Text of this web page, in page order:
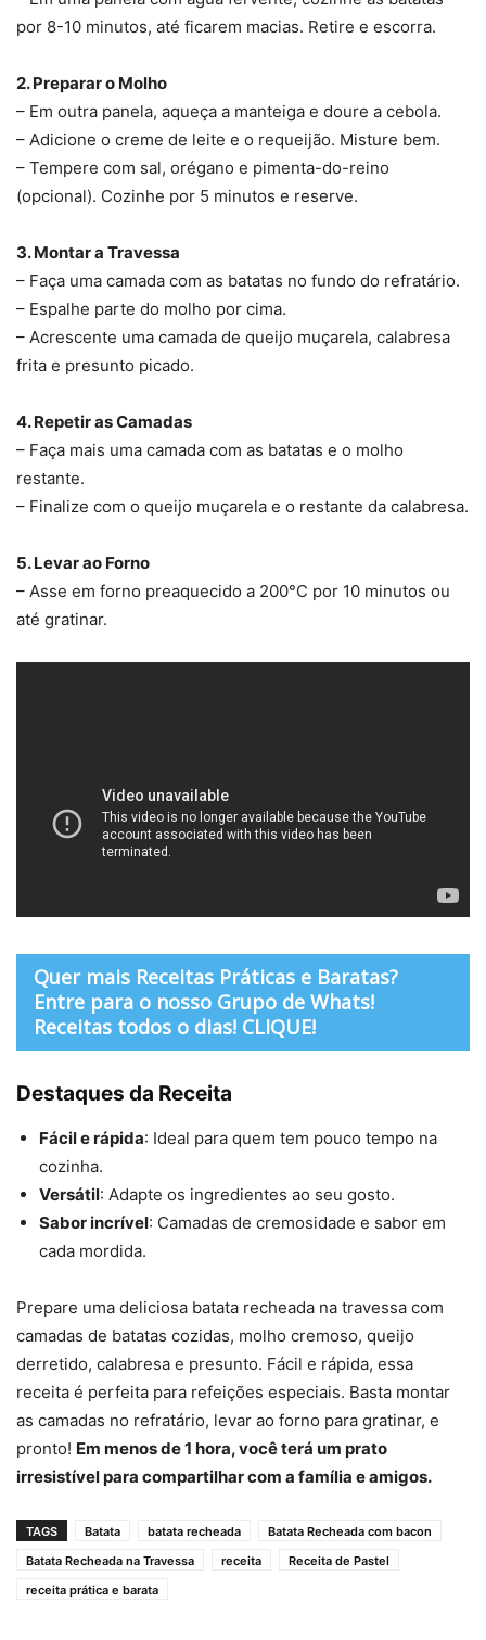
por 8-10 minutos, até ficarem macias. Retire e escorra.
2. Preparar o Molho
– Em outra panela, aqueça a manteiga e doure a cebola.
– Adicione o creme de leite e o requeijão. Misture bem.
– Tempere com sal, orégano e pimenta-do-reino
(opcional). Cozinhe por 5 minutos e reserve.
3. Montar a Travessa
– Faça uma camada com as batatas no fundo do refratário.
– Espalhe parte do molho por cima.
– Acrescente uma camada de queijo muçarela, calabresa
frita e presunto picado.
4. Repetir as Camadas
– Faça mais uma camada com as batatas e o molho
restante.
– Finalize com o queijo muçarela e o restante da calabresa.
5. Levar ao Forno
– Asse em forno preaquecido a 200°C por 10 minutos ou
até gratinar.
Quer mais Receitas Práticas e Baratas?
Entre para o nosso Grupo de Whats!
Receitas todos o dias! CLIQUE!
Destaques da Receita
Fácil e rápida: Ideal para quem tem pouco tempo na
cozinha.
Versátil: Adapte os ingredientes ao seu gosto.
Sabor incrível: Camadas de cremosidade e sabor em
cada mordida.
Prepare uma deliciosa batata recheada na travessa com
camadas de batatas cozidas, molho cremoso, queijo
derretido, calabresa e presunto. Fácil e rápida, essa
receita é perfeita para refeições especiais. Basta montar
as camadas no refratário, levar ao forno para gratinar, e
pronto! Em menos de 1 hora, você terá um prato
irresistível para compartilhar com a família e amigos.
TAGS Batata batata recheada
Batata Recheada com bacon
Batata Recheada na Travessa
receita
Receita de Pastel
receita prática e barata